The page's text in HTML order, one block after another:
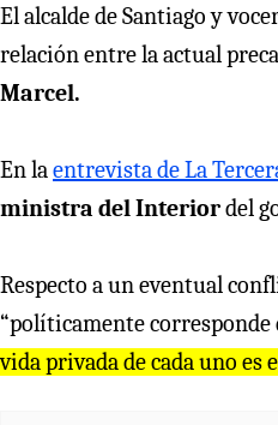
El alcalde de Santiago y
relación entre la actual
Marcel.
En laentrevista de La
ministra del Interiordel
Respecto a un eventual
“políticamente corresponde
vida privada de cada uno es